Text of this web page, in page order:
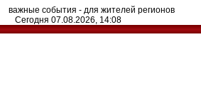
важные события - для жителей регионов
Сегодня 07.08.2026, 14:08